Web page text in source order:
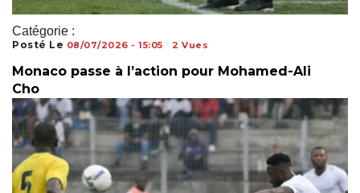
Catégorie :
Posté Le 08/07/2026 - 15:05 2 Vues
Monaco passe à l’action pour Mohamed-Ali
Cho